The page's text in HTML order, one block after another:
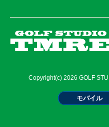
Copyright(c) 2026 GOLF
モバイル